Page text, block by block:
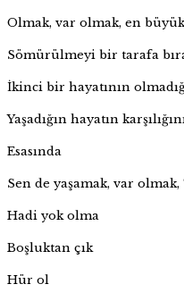
Olmak, var olmak, en
Sömürülmeyi bir tarafa
İkinci bir hayatının
Yaşadığın hayatın
Esasında
Sen de yaşamak, var
Hadi yok olma
Boşluktan çık
Hür ol